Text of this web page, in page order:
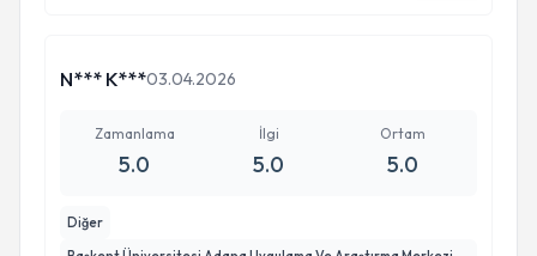
itibaren hem akciğer dokusu içindeki o milimetrik
sunduğu en güvenli çözüm yollarını o kadar
derinlemesine ve bilimsel bir titizlikle analiz etti ki,
sürecine kadar zihnimde en ufak bir soru işareti
N*** K***03.04.2026
Zamanlama
5.0
İlgi
5.0
Ortam
5.0
Diğer